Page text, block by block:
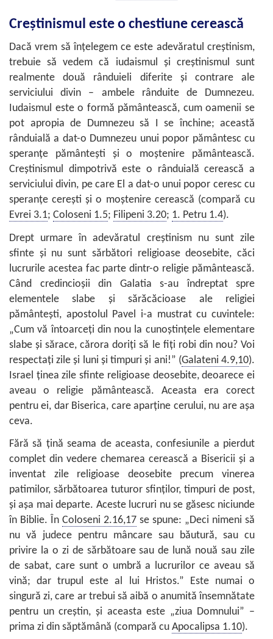
Creştinismul este o chestiune cerească
Dacă vrem să înţelegem ce este adevăratul creştinism,
trebuie să vedem că iudaismul şi creştinismul sunt
realmente două rânduieli diferite şi contrare ale
serviciului divin – ambele rânduite de Dumnezeu.
Iudaismul este o formă pământească, cum oamenii se
pot apropia de Dumnezeu să I se închine; această
rânduială a dat-o Dumnezeu unui popor pământesc cu
speranţe pământeşti şi o moştenire pământească.
Creştinismul dimpotrivă este o rânduială cerească a
serviciului divin, pe care El a dat-o unui popor ceresc cu
speranţe cereşti şi o moştenire cerească (compară cu
Evrei 3.1; Coloseni 1.5; Filipeni 3.20; 1. Petru 1.4).
Drept urmare în adevăratul creştinism nu sunt zile
sfinte şi nu sunt sărbători religioase deosebite, căci
lucrurile acestea fac parte dintr-o religie pământească.
Când credincioşii din Galatia s-au îndreptat spre
elementele slabe şi sărăcăcioase ale religiei
pământeşti, apostolul Pavel i-a mustrat cu cuvintele:
„Cum vă întoarceţi din nou la cunoştinţele elementare
slabe şi sărace, cărora doriţi să le fiţi robi din nou? Voi
respectaţi zile şi luni şi timpuri şi ani!” (Galateni 4.9,10).
Israel ţinea zile sfinte religioase deosebite, deoarece ei
aveau o religie pământească. Aceasta era corect
pentru ei, dar Biserica, care aparţine cerului, nu are aşa
ceva.
Fără să ţină seama de aceasta, confesiunile a pierdut
complet din vedere chemarea cerească a Bisericii şi a
inventat zile religioase deosebite precum vinerea
patimilor, sărbătoarea tuturor sfinţilor, timpuri de post,
şi aşa mai departe. Aceste lucruri nu se găsesc niciunde
în Biblie. În Coloseni 2.16,17 se spune: „Deci nimeni să
nu vă judece pentru mâncare sau băutură, sau cu
privire la o zi de sărbătoare sau de lună nouă sau zile
de sabat, care sunt o umbră a lucrurilor ce aveau să
vină; dar trupul este al lui Hristos.” Este numai o
singură zi, care ar trebui să aibă o anumită însemnătate
pentru un creştin, şi aceasta este „ziua Domnului” –
prima zi din săptămână (compară cu Apocalipsa 1.10).